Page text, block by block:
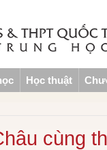
Học thuật
cùng